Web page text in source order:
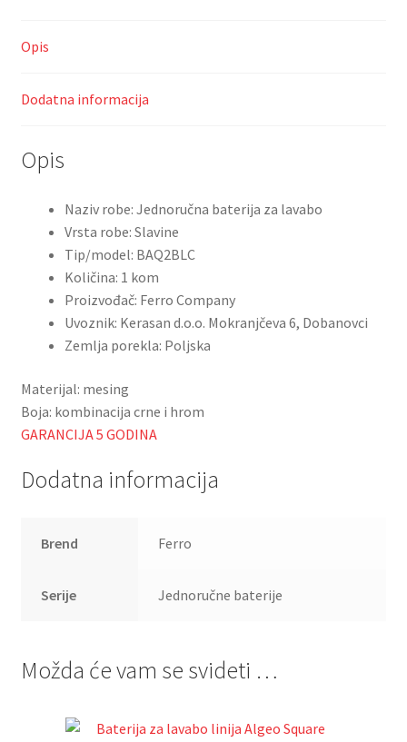
Opis
Dodatna informacija
Opis
Naziv robe: Jednoručna baterija za lavabo
Vrsta robe: Slavine
Tip/model: BAQ2BLC
Količina: 1 kom
Proizvođač: Ferro Company
Uvoznik: Kerasan d.o.o. Mokranjčeva 6, Dobanovci
Zemlja porekla: Poljska
Materijal: mesing
Boja: kombinacija crne i hrom
GARANCIJA 5 GODINA
Dodatna informacija
Brend Ferro
Serije Jednoručne baterije
Možda će vam se svideti …